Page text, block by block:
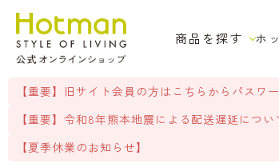
商品を探す ホ
【重要】旧サイト会員の方はこちらからパスワ
【重要】令和8年熊本地震による配送遅延につい
【夏季休業のお知らせ】